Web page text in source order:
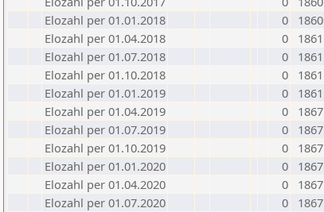
Elozahl per 01.01.2018
0
1860
Elozahl per 01.04.2018
0
1861
Elozahl per 01.07.2018
0
1861
Elozahl per 01.10.2018
0
1861
Elozahl per 01.01.2019
0
1861
Elozahl per 01.04.2019
0
1867
Elozahl per 01.07.2019
0
1867
Elozahl per 01.10.2019
0
1867
Elozahl per 01.01.2020
0
1867
Elozahl per 01.04.2020
0
1867
Elozahl per 01.07.2020
0
1867